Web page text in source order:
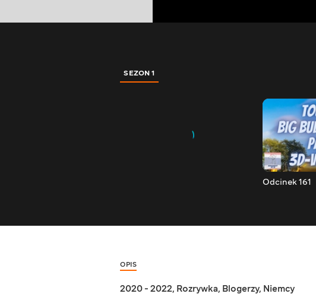
SEZON 1
Odcinek 161
OPIS
2020 - 2022, Rozrywka, Blogerzy, Niemcy